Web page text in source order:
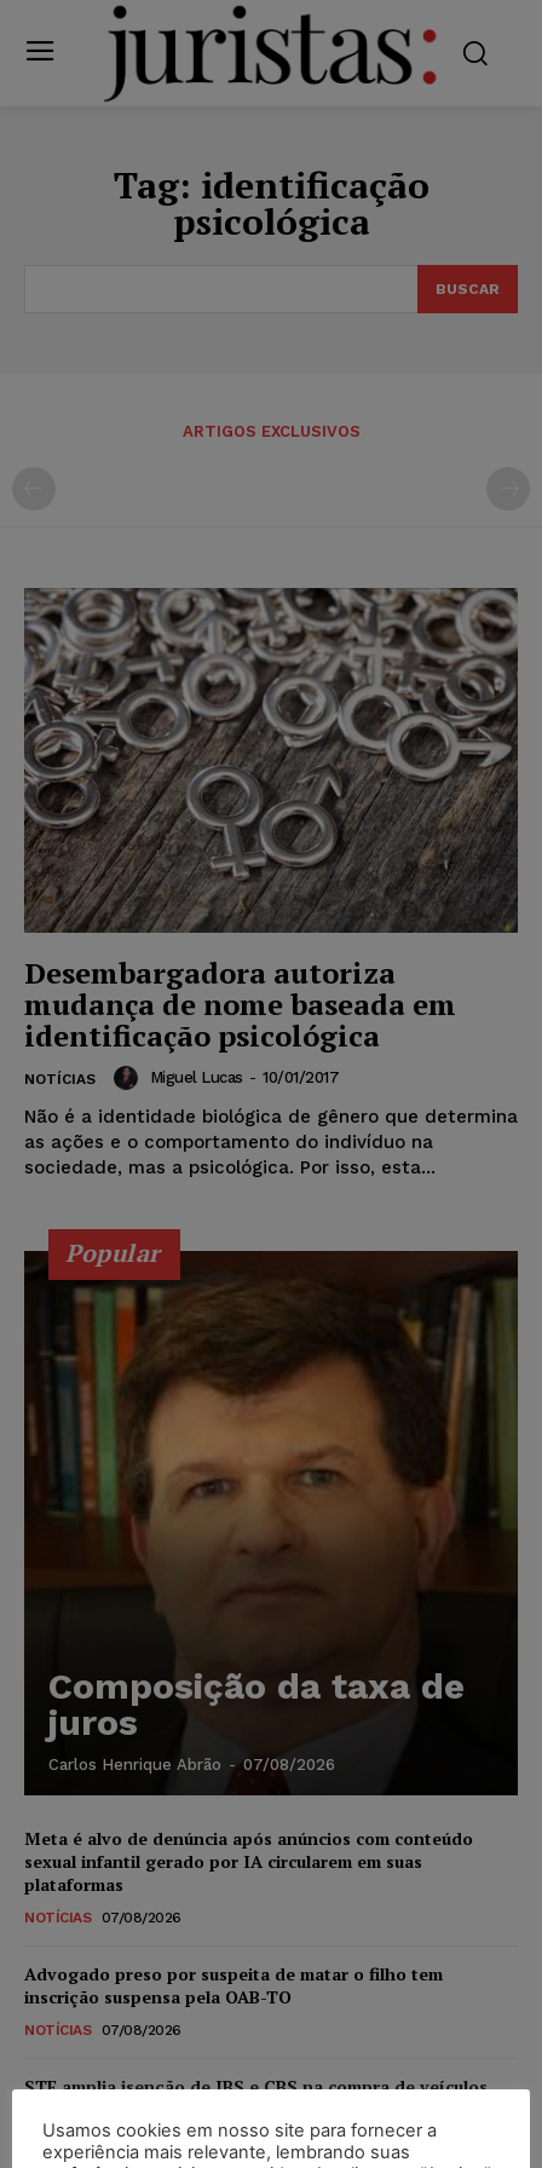
Tag: identificação
psicológica
BUSCAR
ARTIGOS EXCLUSIVOS
Desembargadora autoriza
mudança de nome baseada em
identificação psicológica
NOTÍCIAS Miguel Lucas - 10/01/2017
Não é a identidade biológica de gênero que determina
as ações e o comportamento do indivíduo na
sociedade, mas a psicológica. Por isso, esta...
Popular
Composição da taxa de
juros
Carlos Henrique Abrão - 07/08/2026
Meta é alvo de denúncia após anúncios com conteúdo
sexual infantil gerado por IA circularem em suas
plataformas
NOTÍCIAS 07/08/2026
Advogado preso por suspeita de matar o filho tem
inscrição suspensa pela OAB-TO
NOTÍCIAS 07/08/2026
STF amplia isenção de IBS e CBS na compra de veículos
níveis
Usamos cookies em nosso site para fornecer a
experiência mais relevante, lembrando suas